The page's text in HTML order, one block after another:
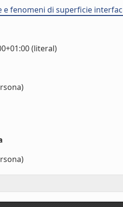
fenomeni di superficie
(literal)